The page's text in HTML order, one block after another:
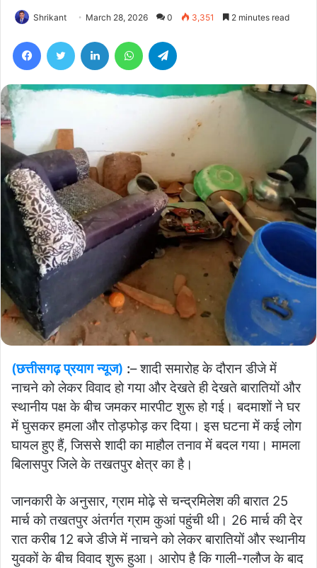
Shrikant March 28, 2026 0 3,351 2 minutes read
(छत्तीसगढ़ प्रयाग न्यूज) :– शादी समारोह के दौरान डीजे में
नाचने को लेकर विवाद हो गया और देखते ही देखते बारातियों और
स्थानीय पक्ष के बीच जमकर मारपीट शुरू हो गई। बदमाशों ने घर
में घुसकर हमला और तोड़फोड़ कर दिया। इस घटना में कई लोग
घायल हुए हैं, जिससे शादी का माहौल तनाव में बदल गया। मामला
बिलासपुर जिले के तखतपुर क्षेत्र का है।
जानकारी के अनुसार, ग्राम मोढ़े से चन्द्रमिलेश की बारात 25
मार्च को तखतपुर अंतर्गत ग्राम कुआं पहुंची थी। 26 मार्च की देर
रात करीब 12 बजे डीजे में नाचने को लेकर बारातियों और स्थानीय
युवकों के बीच विवाद शुरू हुआ। आरोप है कि गाली-गलौज के बाद